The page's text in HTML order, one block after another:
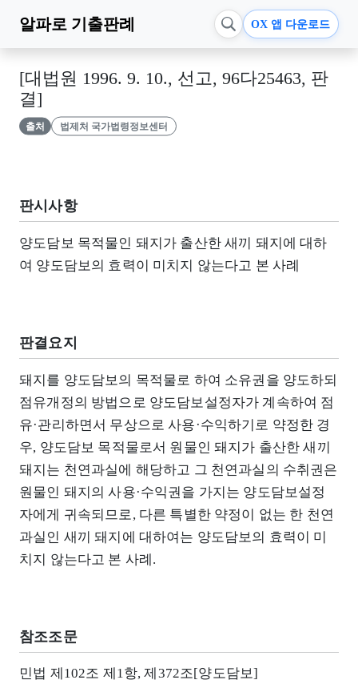
알파로 기출판례 OX 앱 다운로드
[대법원 1996. 9. 10., 선고, 96다25463, 판
결]
출처 법제처 국가법령정보센터
판시사항
양도담보 목적물인 돼지가 출산한 새끼 돼지에 대하
여 양도담보의 효력이 미치지 않는다고 본 사례
판결요지
돼지를 양도담보의 목적물로 하여 소유권을 양도하되
점유개정의 방법으로 양도담보설정자가 계속하여 점
유·관리하면서 무상으로 사용·수익하기로 약정한 경
우, 양도담보 목적물로서 원물인 돼지가 출산한 새끼
돼지는 천연과실에 해당하고 그 천연과실의 수취권은
원물인 돼지의 사용·수익권을 가지는 양도담보설정
자에게 귀속되므로, 다른 특별한 약정이 없는 한 천연
과실인 새끼 돼지에 대하여는 양도담보의 효력이 미
치지 않는다고 본 사례.
참조조문
민법 제102조 제1항, 제372조[양도담보]